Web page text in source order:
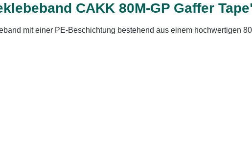
CAKK 80M-GP Gaffer
mit einer PE-Beschichtung bestehend aus einem hochwertigen